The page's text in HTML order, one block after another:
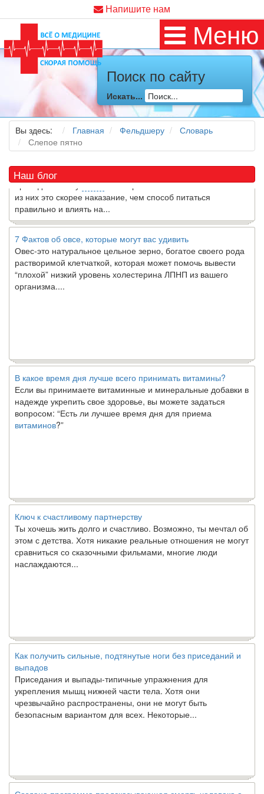
Напишите нам
Меню
Поиск по сайту
Искать...
Вы здесь: Главная Фельдшеру
Словарь
Слепое пятно
Наш блог
Как я заболел во время локдауна?
Это странная ситуация: вы соблюдали все меры
предосторожности COVID-19 (вы почти все время дома),
но, тем не менее, вы каким-то образом простудились. Вы
можете задаться...
Какдиетолог, я вижу, что многие причудливые диеты
приходят в нашужизньи быстро исчезают из нее. Многие
из них это скорее наказание, чем способ питаться
правильно и влиять на...
7 Фактов об овсе, которые могут вас удивить
Овес-это натуральное цельное зерно, богатое своего рода
растворимой клетчаткой, которая может помочь вывести
“плохой” низкий уровень холестерина ЛПНП из вашего
организма....
В какое время дня лучше всего принимать витамины?
Если вы принимаете витаминные и минеральные добавки в
надежде укрепить свое здоровье, вы можете задаться
вопросом: “Есть ли лучшее время дня для приема
витаминов?”
Ключ к счастливому партнерству
Ты хочешь жить долго и счастливо. Возможно, ты мечтал об
этом с детства. Хотя никакие реальные отношения не могут
сравниться со сказочными фильмами, многие люди
наслаждаются...
Как получить сильные, подтянутые ноги без приседаний и
выпадов
Приседания и выпады-типичные упражнения для
укрепления мышц нижней части тела. Хотя они
чрезвычайно распространены, они не могут быть
безопасным вариантом для всех. Некоторые...
Создана программа предсказывающая смерть человека с